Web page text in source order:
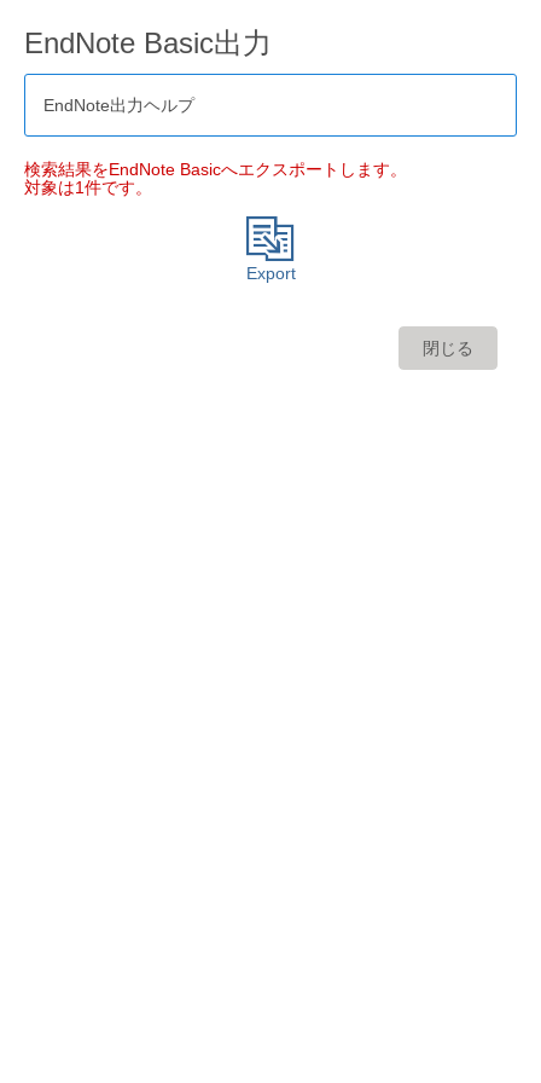
EndNote Basic出力
EndNote出力ヘルプ
検索結果をEndNote Basicへエクスポートします。
対象は1件です。
Export